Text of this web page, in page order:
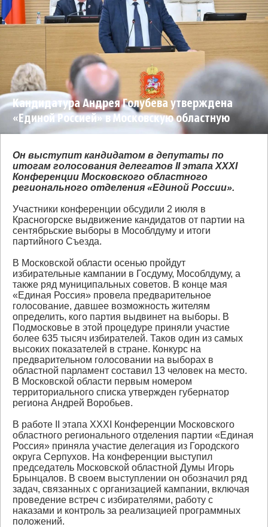
Кандидатура Андрея Голубева утверждена
«Единой Россией» в Московскую областную
Думу по Ступинскому одномандатному округу
Он выступит кандидатом в депутаты по
итогам голосования делегатов II этапа XXXI
Конференции Московского областного
регионального отделения «Единой России».
Участники конференции обсудили 2 июля в
Красногорске выдвижение кандидатов от партии на
сентябрьские выборы в Мособлдуму и итоги
партийного Съезда.
В Московской области осенью пройдут
избирательные кампании в Госдуму, Мособлдуму, а
также ряд муниципальных советов. В конце мая
«Единая Россия» провела предварительное
голосование, давшее возможность жителям
определить, кого партия выдвинет на выборы. В
Подмосковье в этой процедуре приняли участие
более 635 тысяч избирателей. Таков один из самых
высоких показателей в стране. Конкурс на
предварительном голосовании на выборах в
областной парламент составил 13 человек на место.
В Московской области первым номером
территориального списка утвержден губернатор
региона Андрей Воробьев.
В работе II этапа XXXI Конференции Московского
областного регионального отделения партии «Единая
Россия» приняла участие делегация из Городского
округа Серпухов. На конференции выступил
председатель Московской областной Думы Игорь
Брынцалов. В своем выступлении он обозначил ряд
задач, связанных с организацией кампании, включая
проведение встреч с избирателями, работу с
наказами и контроль за реализацией программных
положений.